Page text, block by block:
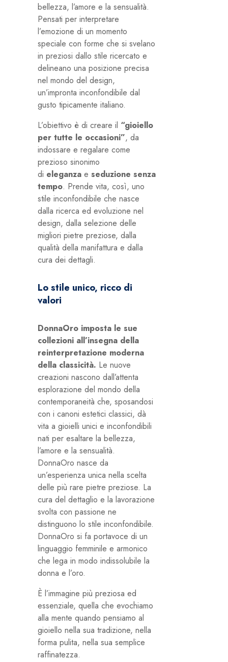
bellezza, l’amore e la sensualità.
Pensati per interpretare
l’emozione di un momento
speciale con forme che si svelano
in preziosi dallo stile ricercato e
delineano una posizione precisa
nel mondo del design,
un’impronta inconfondibile dal
gusto tipicamente italiano.
L’obiettivo è di creare il “gioiello
per tutte le occasioni”, da
indossare e regalare come
prezioso sinonimo
di eleganza e seduzione senza
tempo. Prende vita, così, uno
stile inconfondibile che nasce
dalla ricerca ed evoluzione nel
design, dalla selezione delle
migliori pietre preziose, dalla
qualità della manifattura e dalla
cura dei dettagli.
Lo stile unico, ricco di
valori
DonnaOro imposta le sue
collezioni all’insegna della
reinterpretazione moderna
della classicità. Le nuove
creazioni nascono dall’attenta
esplorazione del mondo della
contemporaneità che, sposandosi
con i canoni estetici classici, dà
vita a gioielli unici e inconfondibili
nati per esaltare la bellezza,
l’amore e la sensualità.
DonnaOro nasce da
un’esperienza unica nella scelta
delle più rare pietre preziose. La
cura del dettaglio e la lavorazione
svolta con passione ne
distinguono lo stile inconfondibile.
DonnaOro si fa portavoce di un
linguaggio femminile e armonico
che lega in modo indissolubile la
donna e l’oro.
È l’immagine più preziosa ed
essenziale, quella che evochiamo
alla mente quando pensiamo al
gioiello nella sua tradizione, nella
forma pulita, nella sua semplice
raffinatezza.